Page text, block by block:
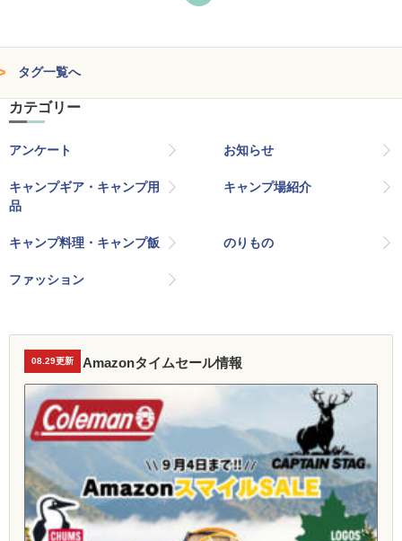
タグ一覧へ
カテゴリー
アンケート お知らせ
キャンプギア・キャンプ用
品
キャンプ場紹介
キャンプ料理・キャンプ飯 のりもの
ファッション
08.29更新 Amazonタイムセール情報